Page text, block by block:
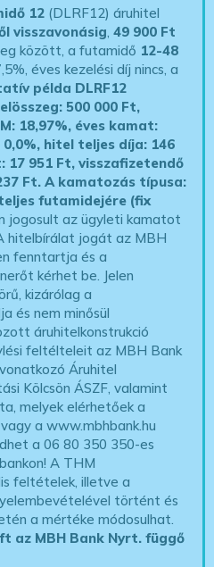
12 (DLRF12) áruhitel
visszavonásig,49 900 Ft
között, a futamidő 12-48
éves kezelési díj nincs, a
példa DLRF12
500 000 Ft,
18,97%, éves kamat:
0,0%, hitel teljes díja: 146
951 Ft, visszafizetendő
Ft.A kamatozás típusa:
futamidejére (fix
jogosult az ügyleti kamatot
hitelbírálat jogát az MBH
fenntartja és a
kérhet be. Jelen
kizárólag a
és nem minősül
áruhitelkonstrukció
feltélteleit az MBH Bank
Áruhitel
Kölcsön ÁSZF, valamint
melyek elérhetőek a
a www.mbhbank.hu
a 06 80 350 350-es
A THM
feltételek, illetve a
történt és
a mértéke módosulhat.
az MBH Bank Nyrt. függő